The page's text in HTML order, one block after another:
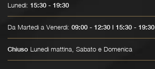
Lunedì: 15:30 - 19:30
Da Martedì a Venerdì: 09:00 - 12:30 | 15:30 - 19:30
Chiuso Lunedì mattina, Sabato e Domenica